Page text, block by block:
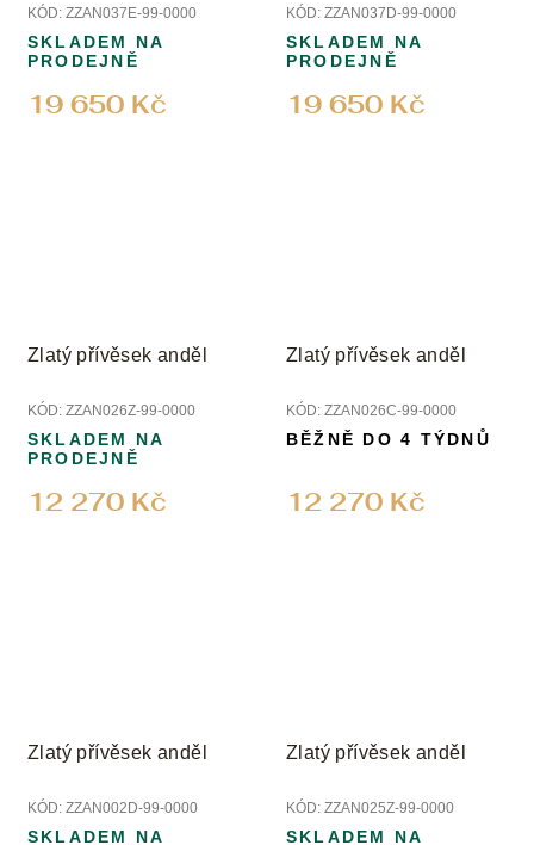
KÓD: ZZAN037E-99-0000
19 650 Kč
SKLADEM NA
PRODEJNĚ
KÓD: ZZAN037D-99-0000
19 650 Kč
SKLADEM NA
PRODEJNĚ
Zlatý přívěsek anděl
KÓD: ZZAN026Z-99-0000
12 270 Kč
SKLADEM NA
PRODEJNĚ
Zlatý přívěsek anděl
KÓD: ZZAN026C-99-0000
12 270 Kč
BĚŽNĚ DO 4 TÝDNŮ
Zlatý přívěsek anděl
KÓD: ZZAN002D-99-0000
SKLADEM NA
Zlatý přívěsek anděl
KÓD: ZZAN025Z-99-0000
SKLADEM NA